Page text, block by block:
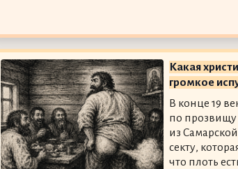
Какая
громкое
В конце 19
по
из
секту,
что плоть